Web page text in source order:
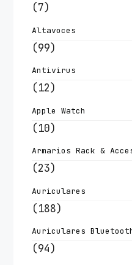
(7)
Altavoces
(99)
Antivirus
(12)
Apple Watch
(10)
Armarios Rack &
(23)
Auriculares
(188)
Auriculares
(94)